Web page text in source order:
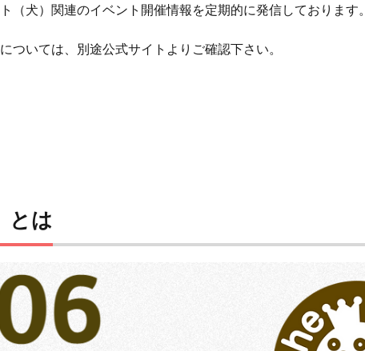
（犬）関連のイベント開催情報を定期的に発信しております。
ついては、別途公式サイトよりご確認下さい。
は